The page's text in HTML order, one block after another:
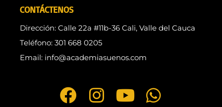
CONTÁCTENOS
Dirección: Calle 22a #11b-36 Cali, Valle del Cauca
Teléfono: 301 668 0205
Email: info@academiasuenos.com